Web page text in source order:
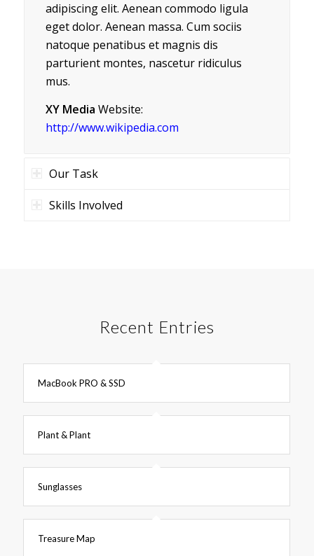
adipiscing elit. Aenean commodo ligula
eget dolor. Aenean massa. Cum sociis
natoque penatibus et magnis dis
parturient montes, nascetur ridiculus
mus.
XY Media Website:
http://www.wikipedia.com
Our Task
Skills Involved
Recent Entries
MacBook PRO & SSD
Plant & Plant
Sunglasses
Treasure Map